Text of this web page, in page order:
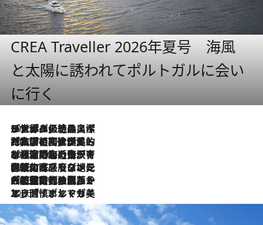
CREA Traveller 2026年夏号 海風
と太陽に誘われてポルトガルに会い
に行く
2026.8.8
リスボンの絶品スイーツ「パステル・デ・ナタ」とは？ポルトガル伝統の奥深い世界へ
2026.7.27
「私の祖国はポルトガル語です」国民的詩人フェルナンド・ペソアと、彼が愛した文学の街を歩く
2026.7.26
ポルトガル近海が育む極上の海の幸。キリリと冷えた白ワインと愉しむ、シーフード専門店の贅沢
2026.7.22
伝統の味をモダンに昇華。高感度な地元客が集う、リスボンの最旬ガストロノミー
2026.7.21
大航海時代の栄華から、震災、独裁、そして革命へ。ポルトガル・首都リスボンの石畳に刻まれた「歴史の光と影」
2026.7.13
エッセイ・ヤマザキマリ「慎ましくも美しき国 ポルトガル」